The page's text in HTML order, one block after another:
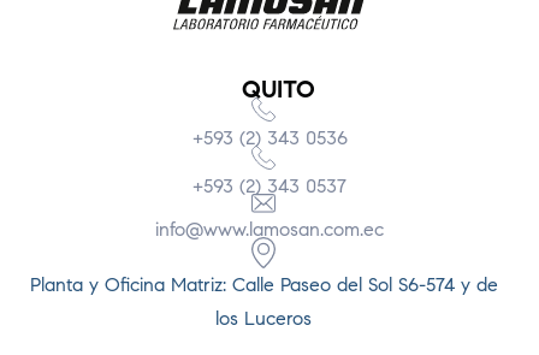
QUITO
+593 (2) 343 0536
+593 (2) 343 0537
info@www.lamosan.com.ec
Planta y Oficina Matriz: Calle Paseo del Sol S6-574 y de
los Luceros